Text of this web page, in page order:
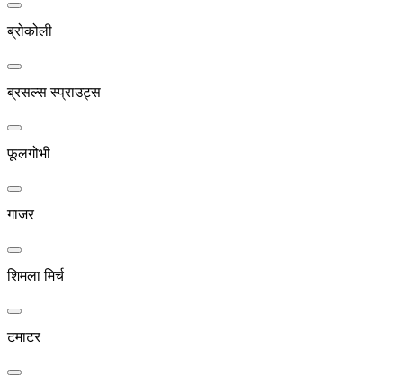
ब्रोकोली
ब्रसल्स स्प्राउट्स
फूलगोभी
गाजर
शिमला मिर्च
टमाटर